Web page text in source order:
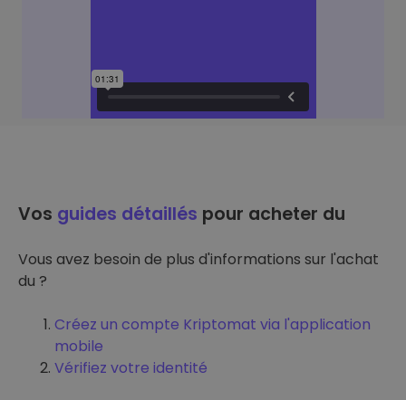
Vos guides détaillés pour acheter du
Vous avez besoin de plus d'informations sur l'achat
du ?
Créez un compte Kriptomat via l'application
mobile
Vérifiez votre identité